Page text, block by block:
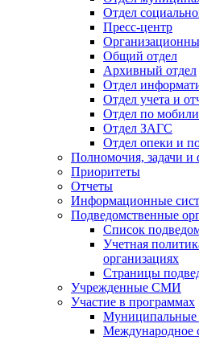
Отдел
Пресс-центр
Общий отдел
Архивный отдел
Отдел
Отдел учета и
Отдел по
Отдел ЗАГС
Отдел опеки и
Полномочия, задачи и
Приоритеты
Отчеты
Информационные
Подведомственные
Список
Учетная
организациях
Страницы
Учрежденные СМИ
Участие в программах
Муниципальные
Международное